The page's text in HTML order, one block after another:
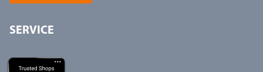
SERVICE